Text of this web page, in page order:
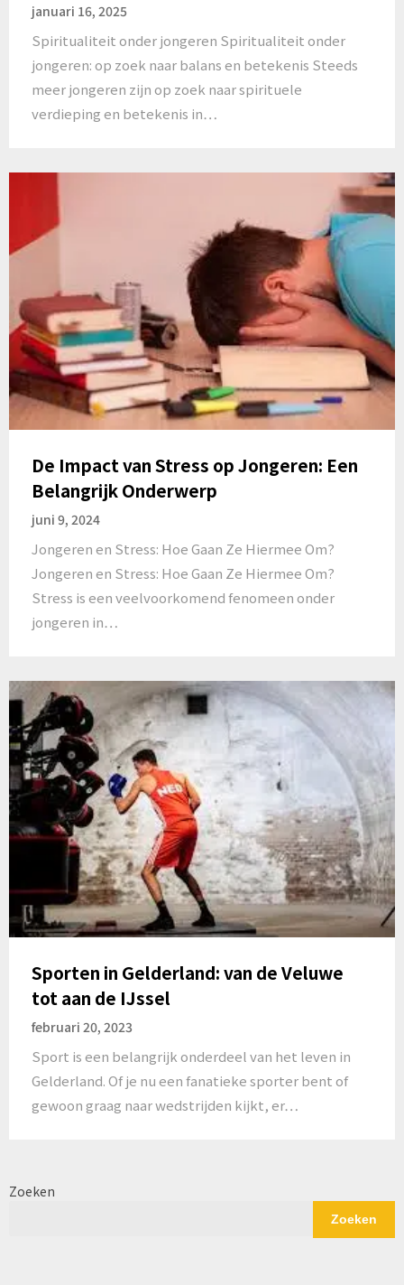
januari 16, 2025
Spiritualiteit onder jongeren Spiritualiteit onder
jongeren: op zoek naar balans en betekenis Steeds
meer jongeren zijn op zoek naar spirituele
verdieping en betekenis in…
De Impact van Stress op Jongeren: Een
Belangrijk Onderwerp
juni 9, 2024
Jongeren en Stress: Hoe Gaan Ze Hiermee Om?
Jongeren en Stress: Hoe Gaan Ze Hiermee Om?
Stress is een veelvoorkomend fenomeen onder
jongeren in…
Sporten in Gelderland: van de Veluwe
tot aan de IJssel
februari 20, 2023
Sport is een belangrijk onderdeel van het leven in
Gelderland. Of je nu een fanatieke sporter bent of
gewoon graag naar wedstrijden kijkt, er…
Zoeken
Zoeken